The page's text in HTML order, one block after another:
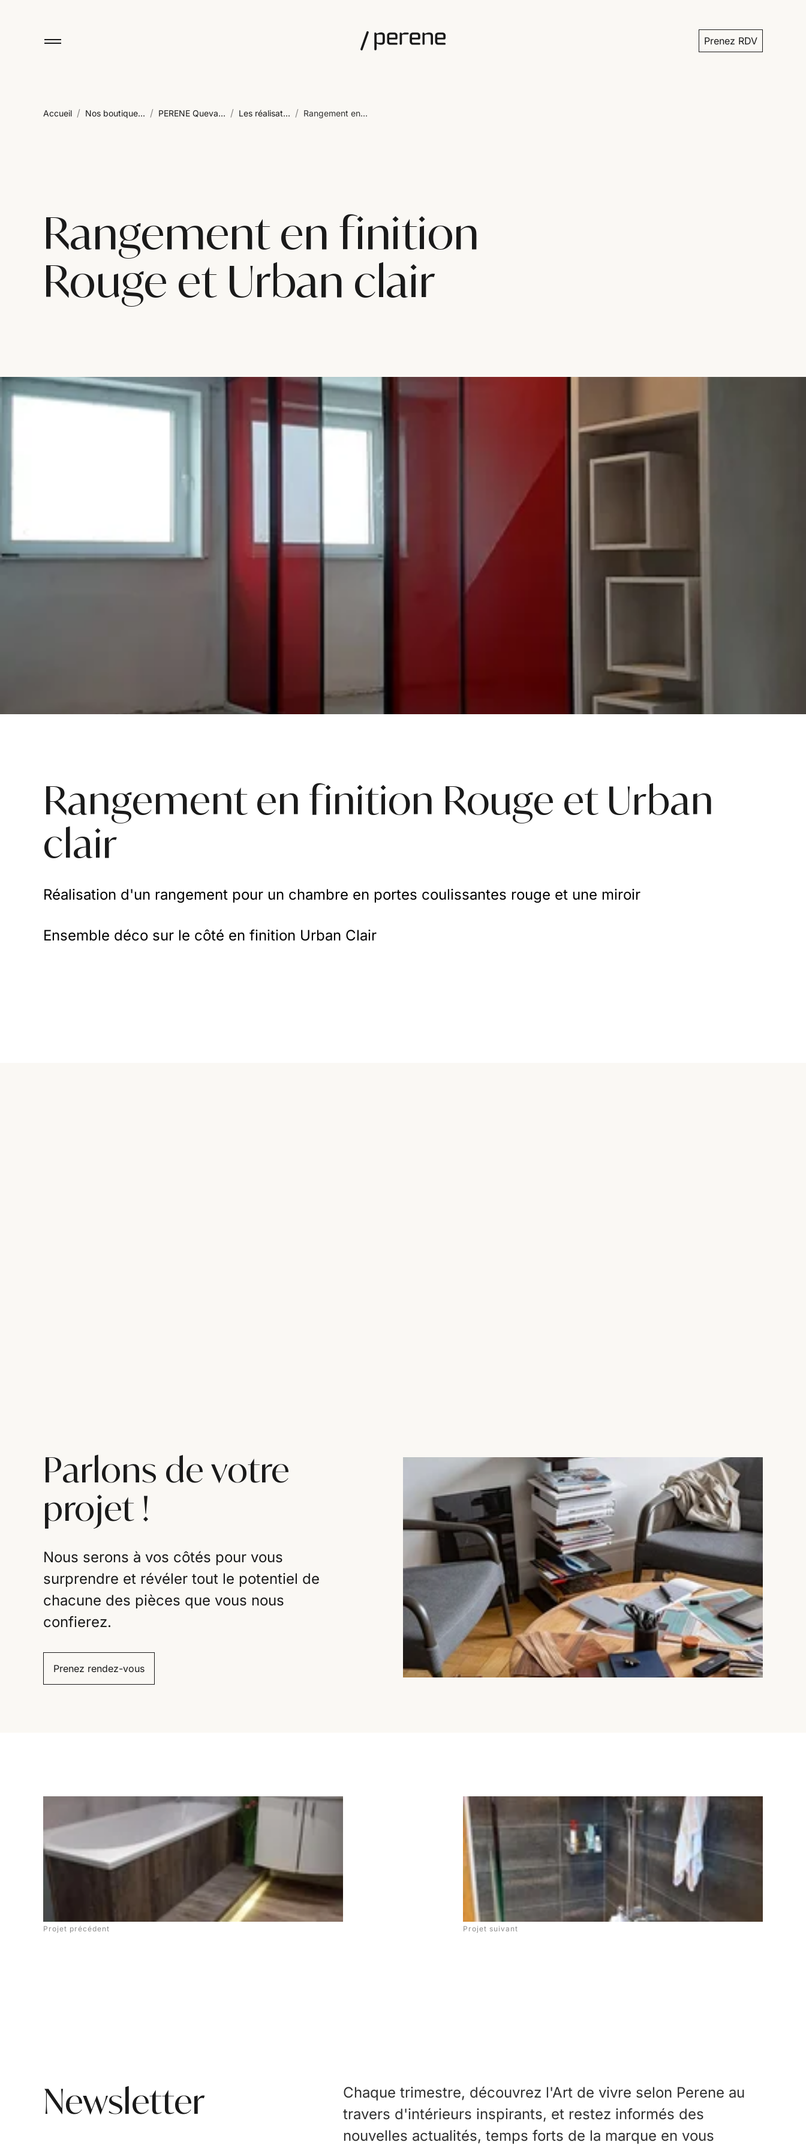
Prenez RDV
Accueil / Nos boutique... / PERENE Queva... / Les réalisat... / Rangement en...
Rangement en finition
Rouge et Urban clair
Rangement en finition Rouge et Urban
clair
Réalisation d'un rangement pour un chambre en portes coulissantes rouge et une miroir
Ensemble déco sur le côté en finition Urban Clair
Parlons de votre
projet !
Nous serons à vos côtés pour vous
surprendre et révéler tout le potentiel de
chacune des pièces que vous nous
confierez.
Prenez rendez-vous
Projet précédent Projet suivant
Newsletter
Chaque trimestre, découvrez l'Art de vivre selon Perene au
travers d'intérieurs inspirants, et restez informés des
nouvelles actualités, temps forts de la marque en vous